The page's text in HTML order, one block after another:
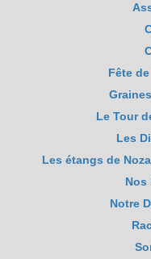
Fête
Le Tour
Les
Les étangs de
Nos
Notre